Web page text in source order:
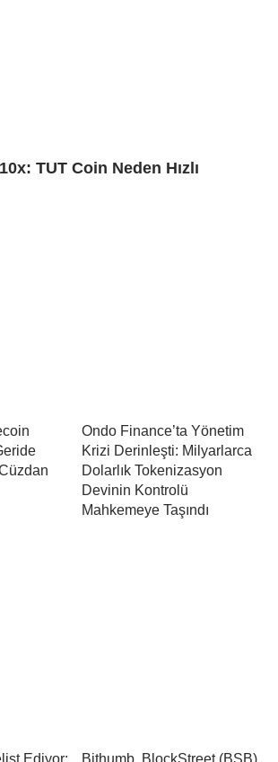
TUT Coin Neden Hızlı
Ondo Finance’ta Yönetim
Krizi Derinleşti: Milyarlarca
Dolarlık Tokenizasyon
Devinin Kontrolü
Mahkemeye Taşındı
Ediyor: Bithumb, BlockStreet (BSB)